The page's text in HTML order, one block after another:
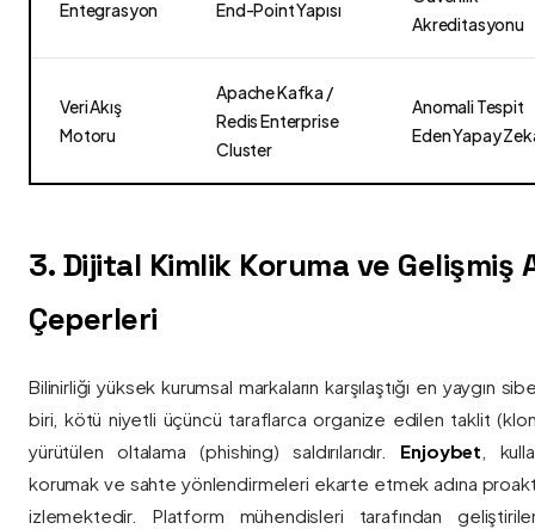
Entegrasyon
End-Point Yapısı
Akreditasyonu
Veri Akış
Motoru
Apache Kafka /
Redis Enterprise
Cluster
Anomali Tespit
Eden Yapay
3. Dijital Kimlik Koruma ve Gelişmiş
Çeperleri
Bilinirliği yüksek kurumsal markaların karşılaştığı en yaygın
biri, kötü niyetli üçüncü taraflarca organize edilen taklit
yürütülen oltalama (phishing) saldırılarıdır. Enjoybet ,
korumak ve sahte yönlendirmeleri ekarte etmek adına
izlemektedir. Platform mühendisleri tarafından